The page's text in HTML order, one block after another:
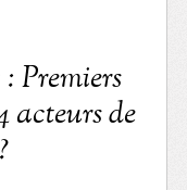
Premiers
acteurs de